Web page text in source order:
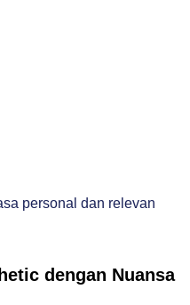
personal dan relevan
dengan Nuansa